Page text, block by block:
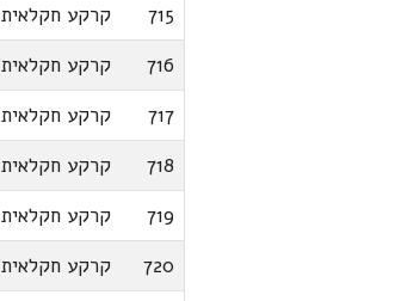
715
קרקע חקלאית
716
קרקע חקלאית
717
קרקע חקלאית
718
קרקע חקלאית
719
קרקע חקלאית
720
קרקע חקלאית